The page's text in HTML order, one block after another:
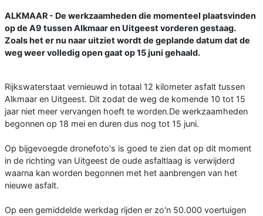
ALKMAAR - De werkzaamheden die momenteel plaatsvinden
op de A9 tussen Alkmaar en Uitgeest vorderen gestaag.
Zoals het er nu naar uitziet wordt de geplande datum dat de
weg weer volledig open gaat op 15 juni gehaald.
Rijkswaterstaat vernieuwd in totaal 12 kilometer asfalt tussen
Alkmaar en Uitgeest. Dit zodat de weg de komende 10 tot 15
jaar niet meer vervangen hoeft te worden.De werkzaamheden
begonnen op 18 mei en duren dus nog tot 15 juni.
Op bijgevoegde dronefoto's is goed te zien dat op dit moment
in de richting van Uitgeest de oude asfaltlaag is verwijderd
waarna kan worden begonnen met het aanbrengen van het
nieuwe asfalt.
Op een gemiddelde werkdag rijden er zo'n 50.000 voertuigen